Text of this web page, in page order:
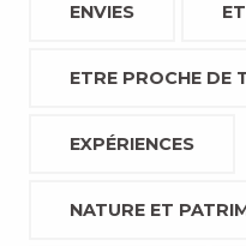
ENVIES
ETRE PROCHE DE
EXPÉRIENCES
NATURE ET